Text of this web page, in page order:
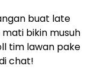
buat late
bikin musuh
tim lawan pake
chat!